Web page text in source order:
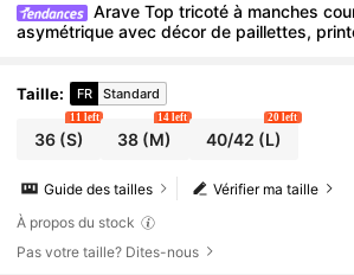
Arave Top tricoté à manches
asymétrique avec décor de paillettes,
Taille: FR Standard
36(S)
11 left
38 (M)
14 left
40/42 (L)
20 left
Vérifier ma taille
Guide des tailles
À propos du stock
Pas votre taille? Dites-nous